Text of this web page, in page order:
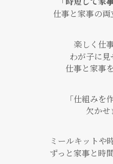
「時短して家
仕事と家事の両
楽しく仕
わが子に見
仕事と家事
「仕組みを
欠かせ
ミールキットや
ずっと家事と時